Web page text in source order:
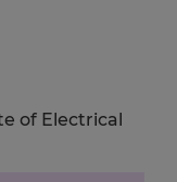
of Electrical